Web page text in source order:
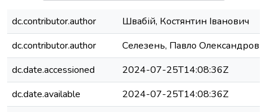
dc.contributor.author
Швабій, Костянтин Іванович
dc.contributor.author
Селезень, Павло
dc.date.accessioned
2024-07-25T14:08:36Z
dc.date.available
2024-07-25T14:08:36Z